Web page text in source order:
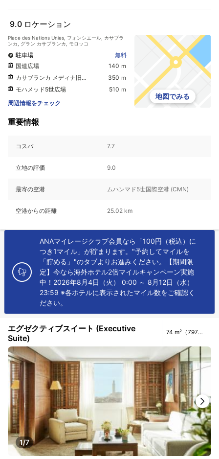
9.0 ロケーション
Place des Nations Unies, フォンシエール, カサブラ
ンカ, グラン カサブランカ, モロッコ
駐車場
無料
国連広場
140 ｍ
カサブランカ メディナ旧市街
350 ｍ
モハメッド5世広場
510 ｍ
周辺情報をチェック
地図でみる
重要情報
コスパ 7.7
立地の評価 9.0
最寄の空港 ムハンマド5世国際空港 (CMN)
空港からの距離 25.02 km
ANAマイレージクラブ会員なら「100円（税込）に
つき1マイル」が貯まります。"予約してマイルを
「貯める」"のタブよりお進みください。【期間限
定】今なら海外ホテル2倍マイルキャンペーン実施
中！2026年8月4日（火） 0:00 ～ 8月12日（水）
23:59 ※各ホテルに表示されたマイル数をご確認く
ださい。
エグゼクティブスイート (Executive
Suite)
74 m²（797
1/7